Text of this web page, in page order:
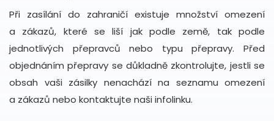
Při zasílání do zahraničí existuje množství omezení
a zákazů, které se liší jak podle země, tak podle
jednotlivých přepravců nebo typu přepravy. Před
objednáním přepravy se důkladně zkontrolujte, jestli se
obsah vaši zásilky nenachází na seznamu omezení
a zákazů nebo kontaktujte naši infolinku.